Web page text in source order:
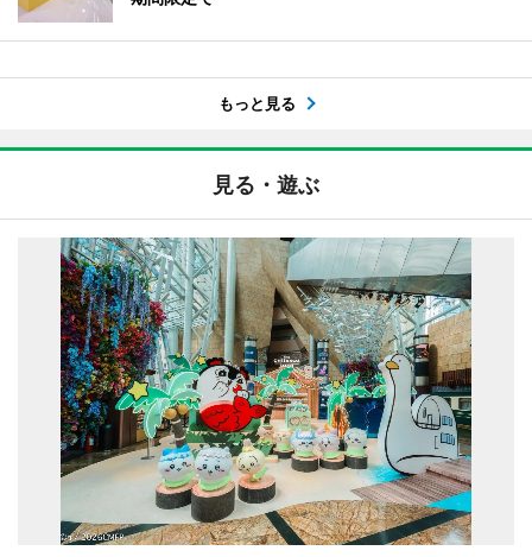
もっと見る
見る・遊ぶ